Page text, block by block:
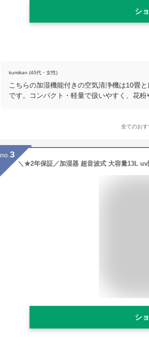
シ
kumikan (40代・女性)
こちらの加湿機能付きの空気清浄機は10畳
です。コンパクト・軽量で扱いやすく、花
全てのおす
no. 3
シ